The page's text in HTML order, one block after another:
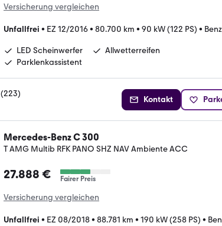
Versicherung vergleichen
Unfallfrei • EZ 12/2016• 80.700 km • 90 kW (122 PS) •
LED Scheinwerfer
Allwetterreifen
Parklenkassistent
(223)
Kontakt
Mercedes-Benz C 300
T AMG Multib RFK PANO SHZ NAV Ambiente ACC
27.888 € Fairer Preis
Versicherung vergleichen
Unfallfrei • EZ 08/2018• 88.781 km • 190 kW (258 PS) •